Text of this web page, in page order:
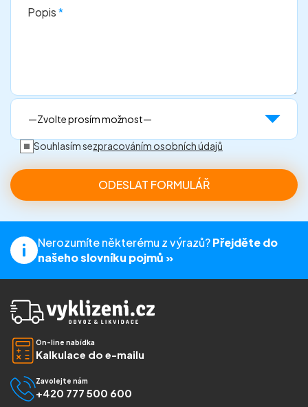
Popis*
Souhlasím sezpracováním osobních údajů
Nerozumíte některému z výrazů?Přejděte do
našeho slovníku pojmů »
On-line nabídka
Kalkulace do e-mailu
Zavolejte nám
+420 777 500 600